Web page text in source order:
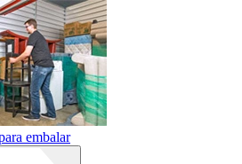
embalar